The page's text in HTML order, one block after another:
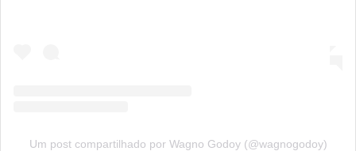
Um post compartilhado por Wagno Godoy (@wagnogodoy)